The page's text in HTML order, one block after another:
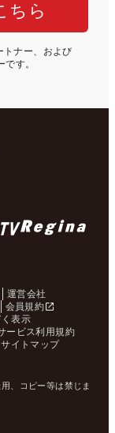
ちら
トナー、および
す。
運営会社
会員規約
表示
ービス利用規約
サイトマップ
、コピー等は禁じま